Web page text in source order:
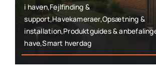
i haven,Fejlfinding &
support,Havekameraer,Opsætning &
installation,Produktguides &
have,Smart hverdag